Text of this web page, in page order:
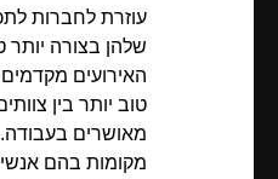
עוזרת לחברות
שלהן בצורה יותר
האירועים
טוב יותר בין
מאושרים
מקומות בהם